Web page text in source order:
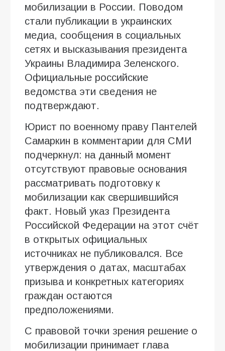
мобилизации в России. Поводом
стали публикации в украинских
медиа, сообщения в социальных
сетях и высказывания президента
Украины Владимира Зеленского.
Официальные российские
ведомства эти сведения не
подтверждают.
Юрист по военному праву Пантелей
Самаркин в комментарии для СМИ
подчеркнул: на данный момент
отсутствуют правовые основания
рассматривать подготовку к
мобилизации как свершившийся
факт. Новый указ Президента
Российской Федерации на этот счёт
в открытых официальных
источниках не публиковался. Все
утверждения о датах, масштабах
призыва и конкретных категориях
граждан остаются
предположениями.
С правовой точки зрения решение о
мобилизации принимает глава